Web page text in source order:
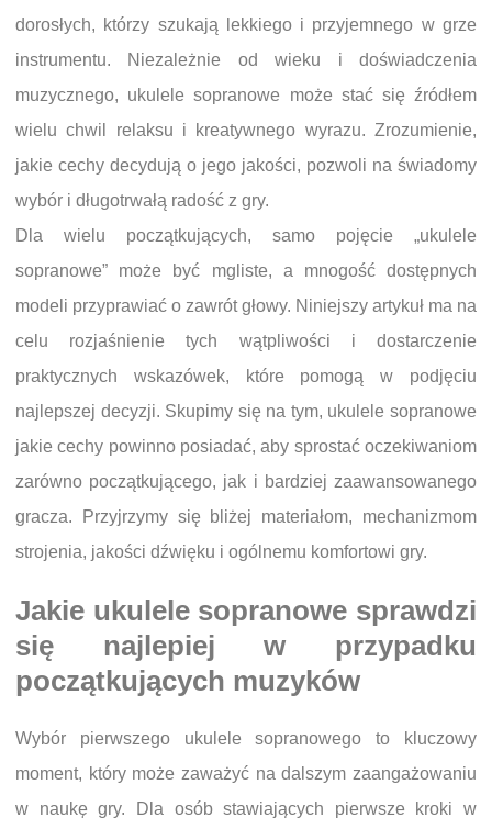
dorosłych, którzy szukają lekkiego i przyjemnego w grze
instrumentu. Niezależnie od wieku i doświadczenia
muzycznego, ukulele sopranowe może stać się źródłem
wielu chwil relaksu i kreatywnego wyrazu. Zrozumienie,
jakie cechy decydują o jego jakości, pozwoli na świadomy
wybór i długotrwałą radość z gry.
Dla wielu początkujących, samo pojęcie „ukulele
sopranowe” może być mgliste, a mnogość dostępnych
modeli przyprawiać o zawrót głowy. Niniejszy artykuł ma na
celu rozjaśnienie tych wątpliwości i dostarczenie
praktycznych wskazówek, które pomogą w podjęciu
najlepszej decyzji. Skupimy się na tym, ukulele sopranowe
jakie cechy powinno posiadać, aby sprostać oczekiwaniom
zarówno początkującego, jak i bardziej zaawansowanego
gracza. Przyjrzymy się bliżej materiałom, mechanizmom
strojenia, jakości dźwięku i ogólnemu komfortowi gry.
Jakie ukulele sopranowe sprawdzi
się najlepiej w przypadku
początkujących muzyków
Wybór pierwszego ukulele sopranowego to kluczowy
moment, który może zaważyć na dalszym zaangażowaniu
w naukę gry. Dla osób stawiających pierwsze kroki w